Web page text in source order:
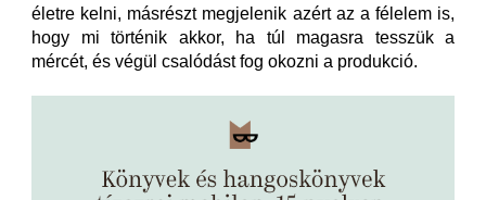
életre kelni, másrészt megjelenik azért az a félelem is,
hogy mi történik akkor, ha túl magasra tesszük a
mércét, és végül csalódást fog okozni a produkció.